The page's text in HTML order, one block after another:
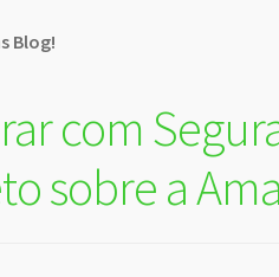
Blog!
com
sobre a